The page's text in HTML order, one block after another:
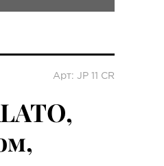
Арт: JP 11 CR